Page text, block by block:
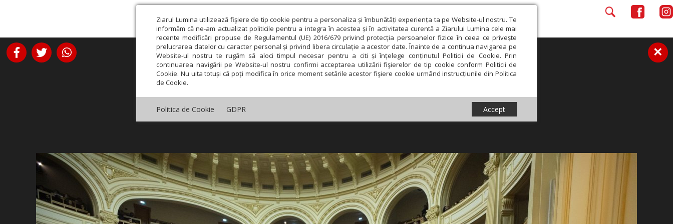
Ziarul Lumina utilizează fişiere de tip cookie pentru a personaliza și îmbunătăți experiența ta pe Website-ul nostru. Te
informăm că ne-am actualizat politicile pentru a integra în acestea și în activitatea curentă a Ziarului Lumina cele mai
recente modificări propuse de Regulamentul (UE) 2016/679 privind protecția persoanelor fizice în ceea ce privește
prelucrarea datelor cu caracter personal și privind libera circulație a acestor date. Înainte de a continua navigarea pe
Website-ul nostru te rugăm să aloci timpul necesar pentru a citi și înțelege conținutul Politicii de Cookie. Prin
continuarea navigării pe Website-ul nostru confirmi acceptarea utilizării fişierelor de tip cookie conform Politicii de
Cookie. Nu uita totuși că poți modifica în orice moment setările acestor fişiere cookie urmând instrucțiunile din Politica
de Cookie.
Politica de Cookie GDPR Accept
×